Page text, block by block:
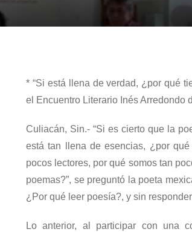
* “Si está llena de verdad, ¿por qué
el Encuentro Literario Inés Arredondo
Culiacán, Sin.- “Si es cierto que la
está tan llena de esencias, ¿por qué
pocos lectores, por qué somos tan
poemas?”, se preguntó la poeta
¿Por qué leer poesía?, y sin
Lo anterior, al participar con una